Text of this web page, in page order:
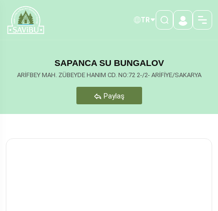
TR
SAPANCA SU BUNGALOV
ARİFBEY MAH. ZÜBEYDE HANIM CD. NO:72 2-/2- ARİFİYE/SAKARYA
Paylaş